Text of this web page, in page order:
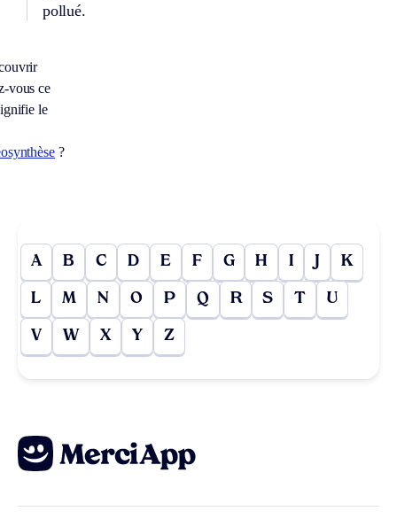
pollué.
vous ce
le
?
A B C D E F G H I J K
L M N O P Q R S T U
V W X Y Z